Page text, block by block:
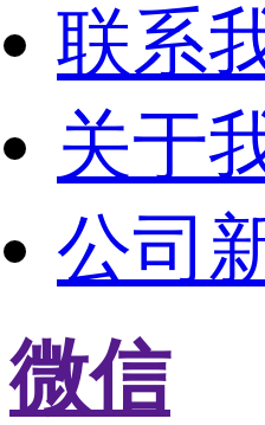
联系
关于
公司
微信